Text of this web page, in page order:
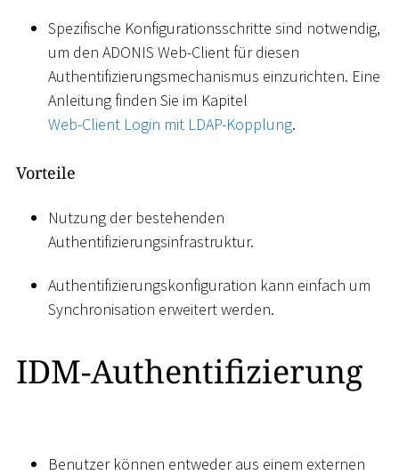
Spezifische Konfigurationsschritte sind notwendig,
um den ADONIS Web-Client für diesen
Authentifizierungsmechanismus einzurichten. Eine
Anleitung finden Sie im Kapitel
Web-Client Login mit LDAP-Kopplung.
Vorteile
Nutzung der bestehenden
Authentifizierungsinfrastruktur.
Authentifizierungskonfiguration kann einfach um
Synchronisation erweitert werden.
IDM-Authentifizierung
Benutzer können entweder aus einem externen